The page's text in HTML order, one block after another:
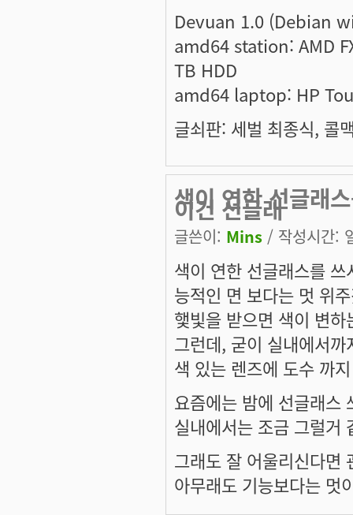
Devuan 1.0 (Debian
amd64 station: AMD
TB HDD
amd64 laptop: HP
글쇠판: 세벌 최종식, 콜
색이 연한 선글래
이건 선글래
글쓴이: Mins / 작성시간:
색이 연한 선글래스를
능적인 면 보다는 멋 위
햋빛을 받으면 색이 변
그런데, 굳이 실내에서
색 있는 렌즈에 도수 까
요즘에는 밤에 선글래스
실내에서는 조금 그럴거
그래도 잘 어울리신다면
아무래도 기능보다는 멋